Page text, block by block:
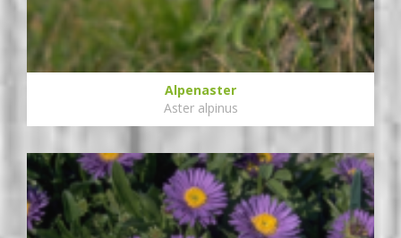
Alpenaster
Aster alpinus